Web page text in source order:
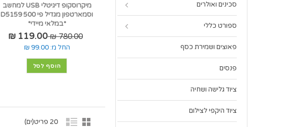
מיקרוסקופ דיגיטלי USB למחשב
וסמארטפון מגדיל פי 500 D5159
*במלאי מיידי*
780.00 ₪
119.00 ₪
החל מ: 99.00 ₪
הוסף לסל
20 פריט(ים)
סכינים ואולרים
ספורט כללי
פאוצים ושמירת כסף
פנסים
ציוד גלישה ושחיה
ציוד היקפי לצילום